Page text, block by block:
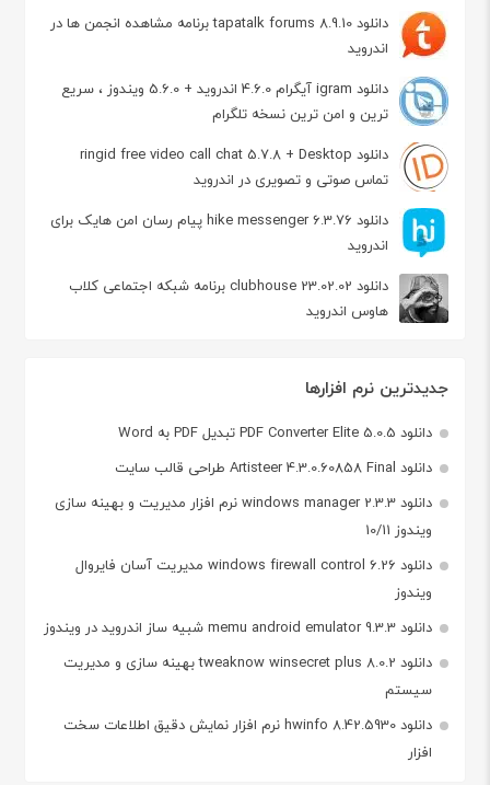
دانلود tapatalk forums 8.9.10 برنامه مشاهده انجمن ها در
اندروید
دانلود igram آیگرام 4.6.0 اندروید + 5.6.0 ویندوز ، سریع
ترین و امن ترین نسخه تلگرام
دانلود ringid free video call chat 5.7.8 + Desktop
تماس صوتی و تصویری در اندروید
دانلود hike messenger 6.3.76 پیام‌ رسان‌ امن هایک برای
اندروید
دانلود clubhouse 23.02.02 برنامه شبکه اجتماعی کلاب
هاوس اندروید
جدیدترین نرم افزارها
دانلود PDF Converter Elite 5.0.5 تبدیل PDF به Word
دانلود Artisteer 4.3.0.60858 Final طراحی قالب سایت
دانلود windows manager 2.3.3 نرم افزار مدیریت و بهینه سازی
ویندوز 10/11
دانلود windows firewall control 6.26 مدیریت آسان فایروال
ویندوز
دانلود memu android emulator 9.3.3 شبیه ساز اندروید در ویندوز
دانلود tweaknow winsecret plus 8.0.2 بهینه سازی و مدیریت
سیستم
دانلود hwinfo 8.42.5930 نرم افزار نمایش دقیق اطلاعات سخت
افزار